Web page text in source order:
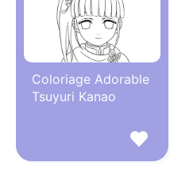
Coloriage Adorable
Tsuyuri Kanao